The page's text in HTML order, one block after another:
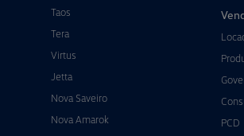
Taos
Tera
Virtus
Jetta
Nova Saveiro
Nova Amarok
PCD